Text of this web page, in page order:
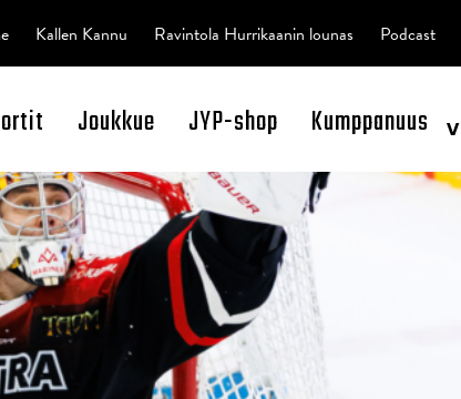
Joukkue JYP-shop Kumppanuus ^
Kallen Kannu Ravintola Hurrikaanin lounas Podcast